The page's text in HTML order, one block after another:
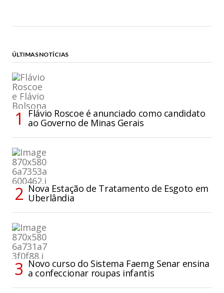
ÚLTIMAS NOTÍCIAS
Flávio Roscoe é anunciado como candidato
ao Governo de Minas Gerais
Nova Estação de Tratamento de Esgoto em
Uberlândia
Novo curso do Sistema Faemg Senar ensina
a confeccionar roupas infantis